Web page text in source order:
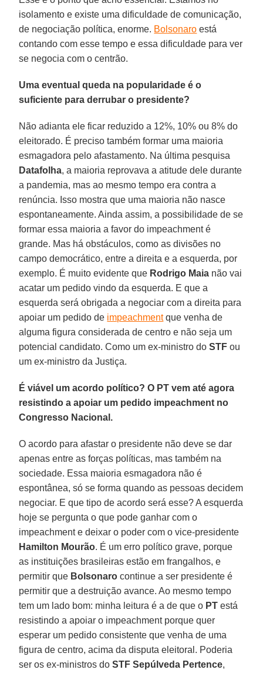
isolamento e existe uma dificuldade de comunicação,
de negociação política, enorme. Bolsonaro está
contando com esse tempo e essa dificuldade para ver
se negocia com o centrão.
Uma eventual queda na popularidade é o
suficiente para derrubar o presidente?
Não adianta ele ficar reduzido a 12%, 10% ou 8% do
eleitorado. É preciso também formar uma maioria
esmagadora pelo afastamento. Na última pesquisa
Datafolha, a maioria reprovava a atitude dele durante
a pandemia, mas ao mesmo tempo era contra a
renúncia. Isso mostra que uma maioria não nasce
espontaneamente. Ainda assim, a possibilidade de se
formar essa maioria a favor do impeachment é
grande. Mas há obstáculos, como as divisões no
campo democrático, entre a direita e a esquerda, por
exemplo. É muito evidente que Rodrigo Maia não vai
acatar um pedido vindo da esquerda. E que a
esquerda será obrigada a negociar com a direita para
apoiar um pedido de impeachmentque venha de
alguma figura considerada de centro e não seja um
potencial candidato. Como um ex-ministro doSTF ou
um ex-ministro da Justiça.
É viável um acordo político? O PT vem até agora
resistindo a apoiar um pedido impeachment no
Congresso Nacional.
O acordo para afastar o presidente não deve se dar
apenas entre as forças políticas, mas também na
sociedade. Essa maioria esmagadora não é
espontânea, só se forma quando as pessoas decidem
negociar. E que tipo de acordo será esse? A esquerda
hoje se pergunta o que pode ganhar com o
impeachment e deixar o poder com o vice-presidente
Hamilton Mourão. É um erro político grave, porque
as instituições brasileiras estão em frangalhos, e
permitir que Bolsonaro continue a ser presidente é
permitir que a destruição avance. Ao mesmo tempo
tem um lado bom: minha leitura é a de que o PT está
resistindo a apoiar o impeachment porque quer
esperar um pedido consistente que venha de uma
figura de centro, acima da disputa eleitoral. Poderia
ser os ex-ministros doSTF Sepúlveda Pertence,